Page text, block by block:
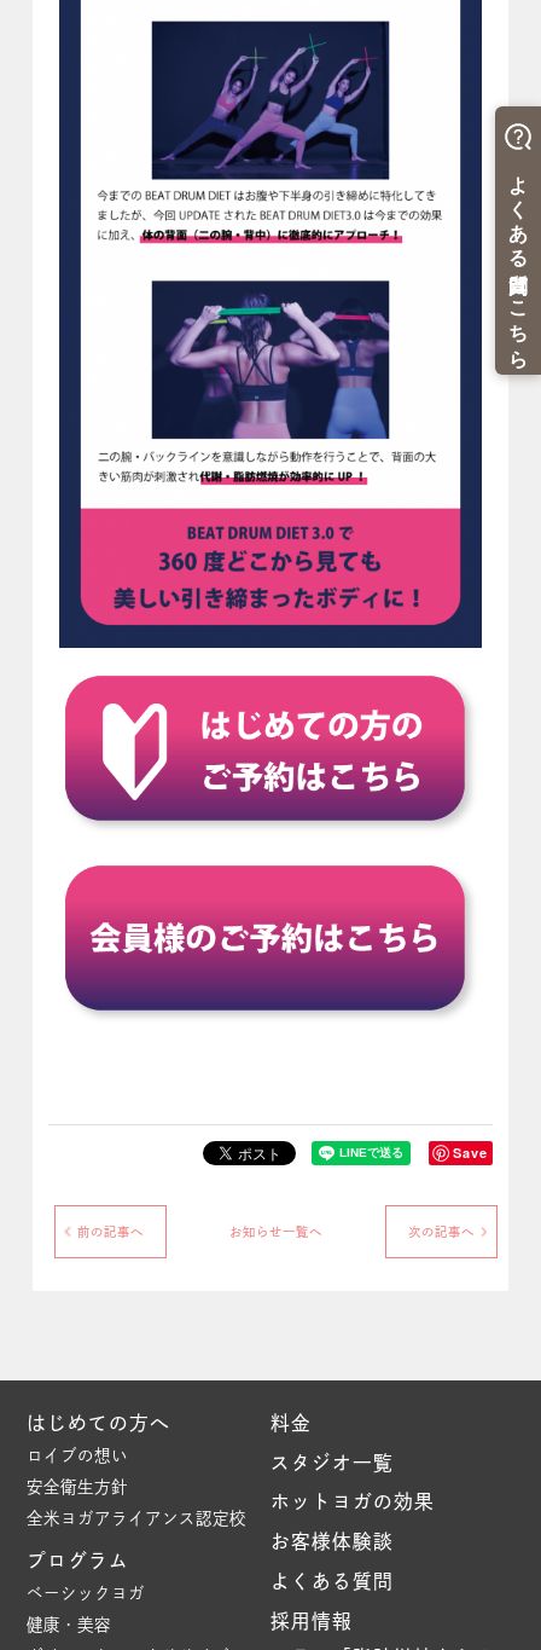
Save
前の記事へ お知らせ一覧へ 次の記事へ
はじめての方へ
ロイブの想い
安全衛生方針
全米ヨガアライアンス認定校
プログラム
ベーシックヨガ
健康・美容
料金
スタジオ一覧
ホットヨガの効果
お客様体験談
よくある質問
採用情報